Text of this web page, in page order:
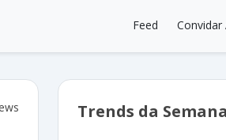
Feed Convidar
Trends da Semana